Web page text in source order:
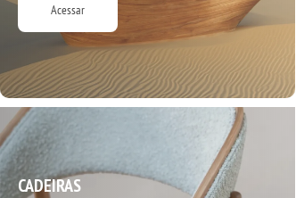
Acessar
CADEIRAS